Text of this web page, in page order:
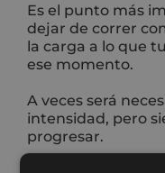
Es el punto más
dejar de correr
la carga a lo que
ese momento.
A veces será
intensidad, pero
progresar.